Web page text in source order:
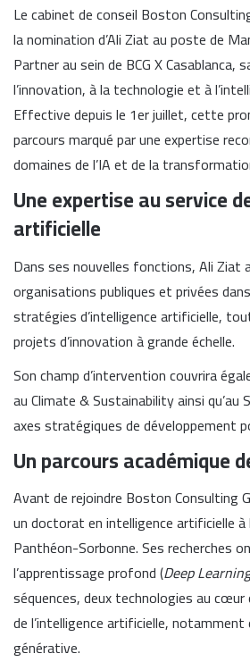
Le cabinet de conseil Boston
la nomination d’Ali Ziat au poste de
Partner au sein de BCG X Casablanca,
l’innovation, à la technologie et à
Effective depuis le 1er juillet, cette
parcours marqué par une expertise
domaines de l’IA et de la
Une expertise au service
artificielle
Dans ses nouvelles fonctions, Ali Ziat
organisations publiques et privées
stratégies d’intelligence artificielle,
projets d’innovation à grande échelle.
Son champ d’intervention couvrira
au Climate & Sustainability ainsi qu’au
axes stratégiques de développement
Un parcours académique
Avant de rejoindre Boston Consulting
un doctorat en intelligence artificielle à
Panthéon-Sorbonne. Ses recherches
l’apprentissage profond (Deep Learning
séquences, deux technologies au
de l’intelligence artificielle, notamment
générative.